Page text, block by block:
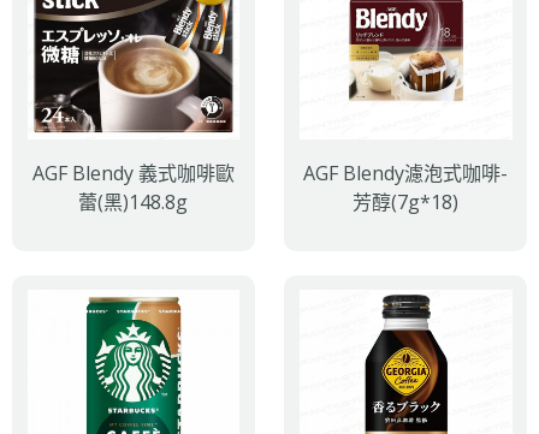
AGF Blendy 義式咖啡歐
蕾(黑)148.8g
AGF Blendy濾泡式咖啡-
芳醇(7g*18)